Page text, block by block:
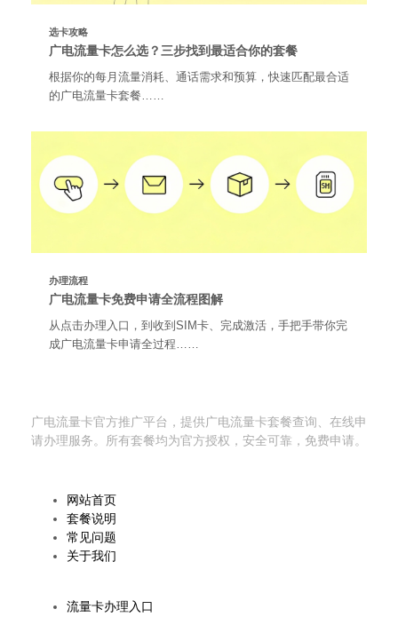
选卡攻略
广电流量卡怎么选？三步找到最适合你的套餐
根据你的每月流量消耗、通话需求和预算，快速匹配最合适
的广电流量卡套餐……
办理流程
广电流量卡免费申请全流程图解
从点击办理入口，到收到SIM卡、完成激活，手把手带你完
成广电流量卡申请全过程……
广电流量卡官方推广平台，提供广电流量卡套餐查询、在线申
请办理服务。所有套餐均为官方授权，安全可靠，免费申请。
网站首页
套餐说明
常见问题
关于我们
流量卡办理入口